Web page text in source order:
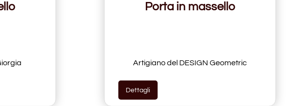
Porta in massello
Artigiano del DESIGN Geometric
Dettagli